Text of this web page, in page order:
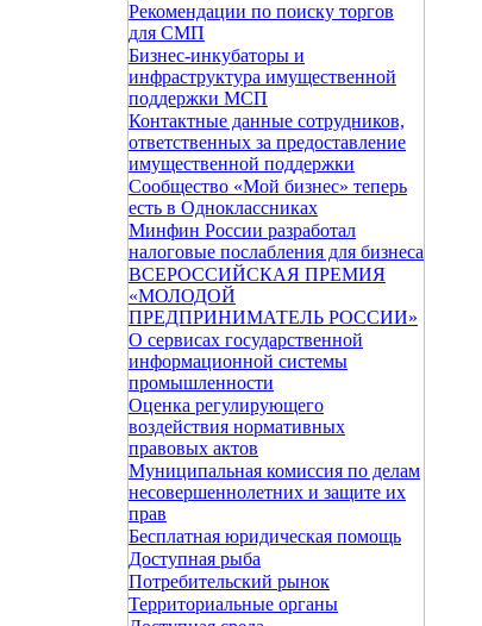
Рекомендации по поиску торгов
для СМП
Бизнес-инкубаторы и
инфраструктура имущественной
поддержки МСП
Контактные данные сотрудников,
ответственных за предоставление
имущественной поддержки
Сообщество «Мой бизнес» теперь
есть в Одноклассниках
Минфин России разработал
налоговые послабления для бизнеса
ВСЕРОССИЙСКАЯ ПРЕМИЯ
«МОЛОДОЙ
ПРЕДПРИНИМАТЕЛЬ РОССИИ»
О сервисах государственной
информационной системы
промышленности
Оценка регулирующего
воздействия нормативных
правовых актов
Муниципальная комиссия по делам
несовершеннолетних и защите их
прав
Бесплатная юридическая помощь
Доступная рыба
Потребительский рынок
Территориальные органы